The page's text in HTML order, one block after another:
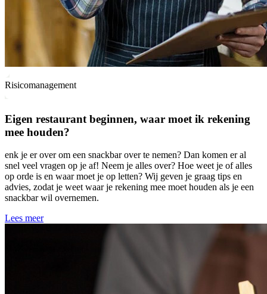
Risicomanagement
Eigen restaurant beginnen, waar moet ik rekening
mee houden?
enk je er over om een snackbar over te nemen? Dan komen er al
snel veel vragen op je af! Neem je alles over? Hoe weet je of alles
op orde is en waar moet je op letten? Wij geven je graag tips en
advies, zodat je weet waar je rekening mee moet houden als je een
snackbar wil overnemen.
Lees meer